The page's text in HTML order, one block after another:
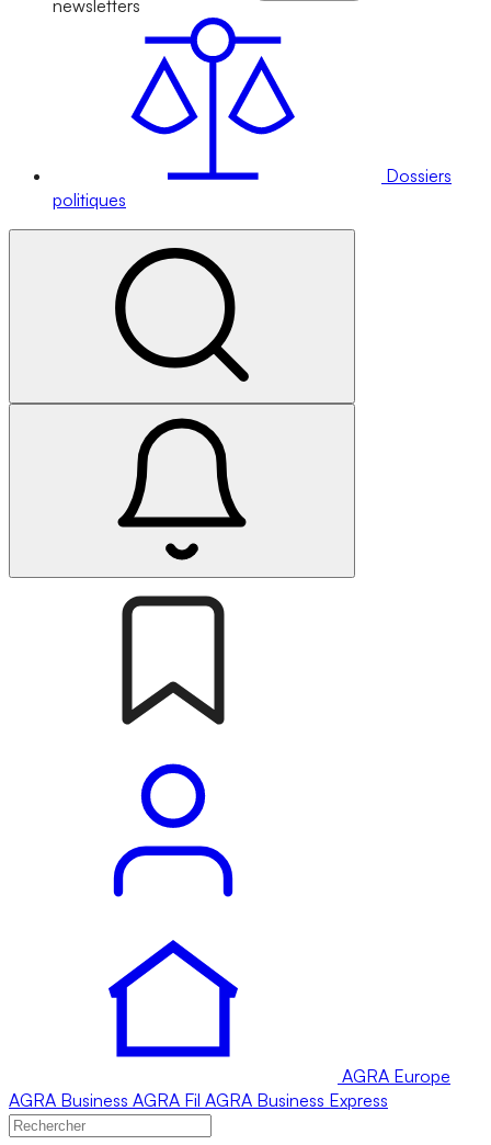
newsletters
Dossiers
politiques
AGRA Europe
AGRA Business AGRA Fil AGRA Business Express